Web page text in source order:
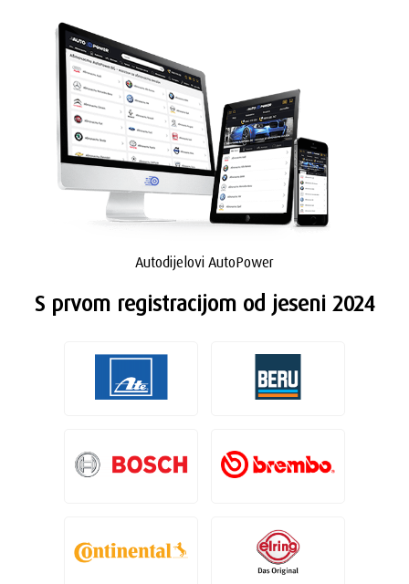
Autodijelovi AutoPower
S prvom registracijom od jeseni 2024